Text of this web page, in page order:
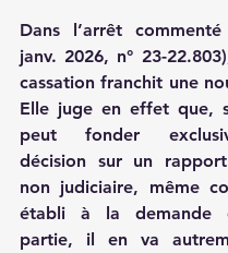
Dans l’arrêt
janv. 2026, n° 23-
cassation franchit une
Elle juge en effet que,
peut fonder
décision sur un rapport
non judiciaire, même
établi à la demande
partie, il en va